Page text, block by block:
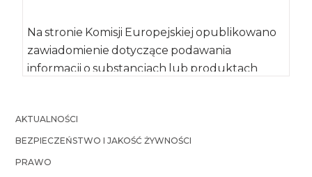
Na stronie Komisji Europejskiej opublikowano
zawiadomienie dotyczące podawania
informacji o substancjach lub produktach
AKTUALNOŚCI
BEZPIECZEŃSTWO I JAKOŚĆ ŻYWNOŚCI
PRAWO